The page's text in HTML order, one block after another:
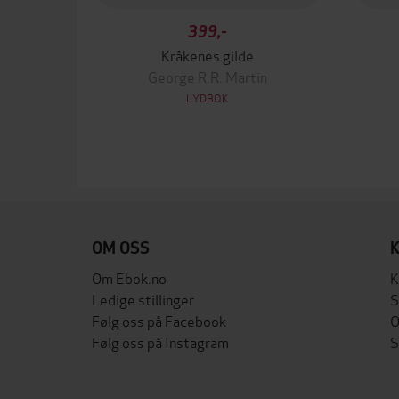
399,-
Kråkenes gilde
George R.R. Martin
LYDBOK
OM OSS
Om Ebok.no
Ledige stillinger
Følg oss på Facebook
Følg oss på Instagram